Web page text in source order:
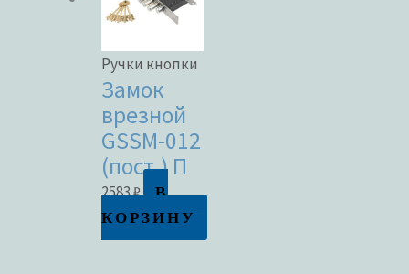
Ручки кнопки
Замок
врезной
GSSM-012
(пост.) П
2583₽
В
КОРЗИНУ